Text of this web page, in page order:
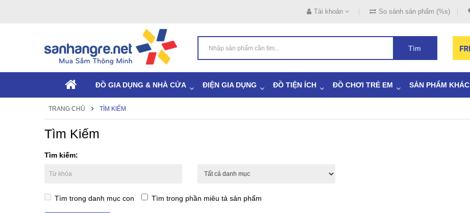
Tài khoản So sánh sản phẩm (%s)
Tìm
ĐỒ GIA DỤNG & NHÀ CỬA ĐIỆN GIA DỤNG ĐỒ TIỆN ÍCH ĐỒ CHƠI TRẺ EM SẢN PHẨM KHÁC
TRANG CHỦ TÌM KIẾM
Tìm Kiếm
Tìm kiếm:
Tìm trong danh mục con Tìm trong phần miêu tả sản phẩm